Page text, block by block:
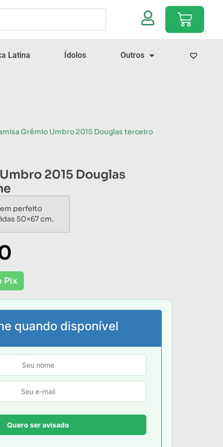
Latina Ídolos Outros
Grêmio Umbro 2015 Douglas terceiro
2015 Douglas
perfeito
50×67 cm.
Pix
quando disponível